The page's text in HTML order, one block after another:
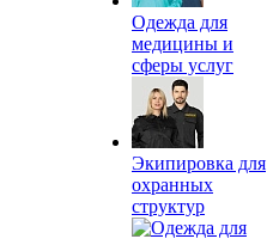
Одежда для
медицины и
сферы услуг
Экипировка для
охранных
структур